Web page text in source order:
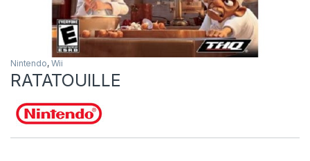
Nintendo, Wii
RATATOUILLE